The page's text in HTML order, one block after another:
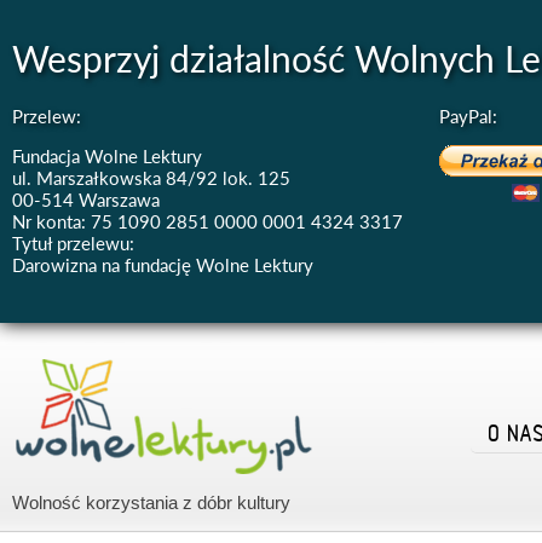
Wesprzyj działalność Wolnych
Przelew:
Fundacja Wolne Lektury
ul. Marszałkowska 84/92 lok. 125
00-514 Warszawa
Nr konta: 75 1090 2851 0000 0001 4324 3317
Tytuł przelewu:
Darowizna na fundację Wolne Lektury
PayPal:
Wolność korzystania z dóbr kultury
O